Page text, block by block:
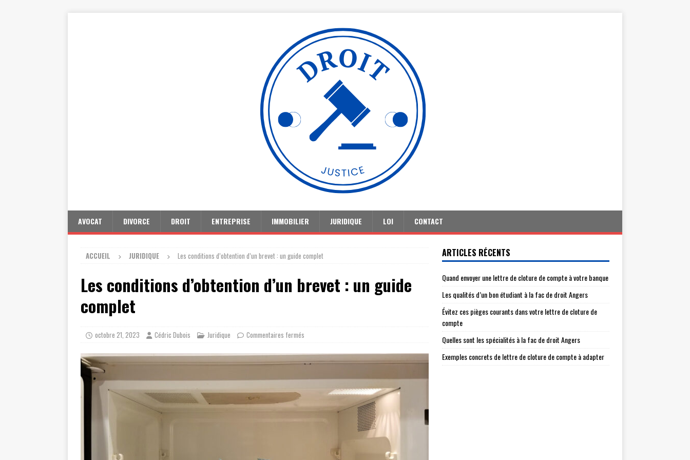
AVOCAT DIVORCE DROIT ENTREPRISE IMMOBILIER JURIDIQUE LOI CONTACT
ACCUEIL JURIDIQUE Les conditions d’obtention d’un brevet : un guide complet
Les conditions d’obtention d’un brevet : un guide
complet
octobre 21, 2023 Cédric Dubois Juridique Commentaires fermés
ARTICLES RÉCENTS
Quand envoyer une lettre de cloture de compte à votre banque
Les qualités d’un bon étudiant à la fac de droit Angers
Évitez ces pièges courants dans votre lettre de cloture de
compte
Quelles sont les spécialités à la fac de droit Angers
Exemples concrets de lettre de cloture de compte à adapter